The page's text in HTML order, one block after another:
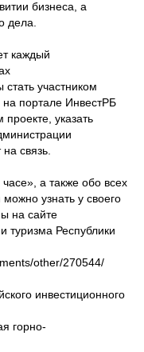
бизнеса, а
дела.
каждый
участником
на портале ИнвестРБ
указать
связь.
а также обо всех
узнать у своего
на сайте
туризма Республики
other/270544/
инвестиционного
горно-